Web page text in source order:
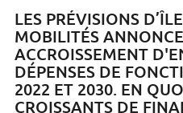
LES PRÉVISIONS
MOBILITÉS
ACCROISSEMENT
DÉPENSES DE
2022 ET 2030. EN
CROISSANTS DE